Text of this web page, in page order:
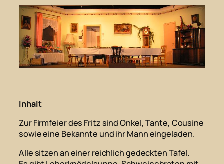
Inhalt
Zur Firmfeier des Fritz sind Onkel, Tante, Cousine
sowie eine Bekannte und ihr Mann eingeladen.
Alle sitzen an einer reichlich gedeckten Tafel.